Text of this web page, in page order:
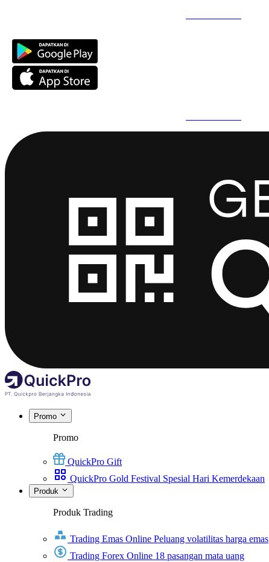
Promo
Promo
QuickPro Gift
QuickPro Gold Festival Spesial Hari Kemerdekaan
Produk
Produk Trading
Trading Emas Online Peluang volatilitas harga emas
Trading Forex Online 18 pasangan mata uang